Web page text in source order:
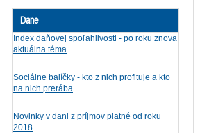
Dane
Index daňovej spoľahlivosti - po roku znova
aktuálna téma
Sociálne balíčky - kto z nich profituje a kto
na nich prerába
Novinky v dani z príjmov platné od roku
2018